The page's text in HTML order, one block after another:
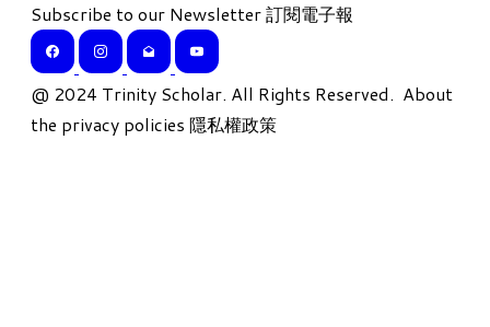
Subscribe to our Newsletter 訂閱電子報
​@ 2024 Trinity Scholar. All Rights Reserved. About
the privacy policies 隱私權政策